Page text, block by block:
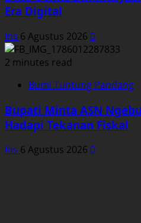
Era Digital
Ins 6 Agustus 2026 0
2 minutes read
Bumi Tuntung Pandang
Bupati Minta ASN
Hadapi Tekanan Fiskal
Ins 6 Agustus 2026 0